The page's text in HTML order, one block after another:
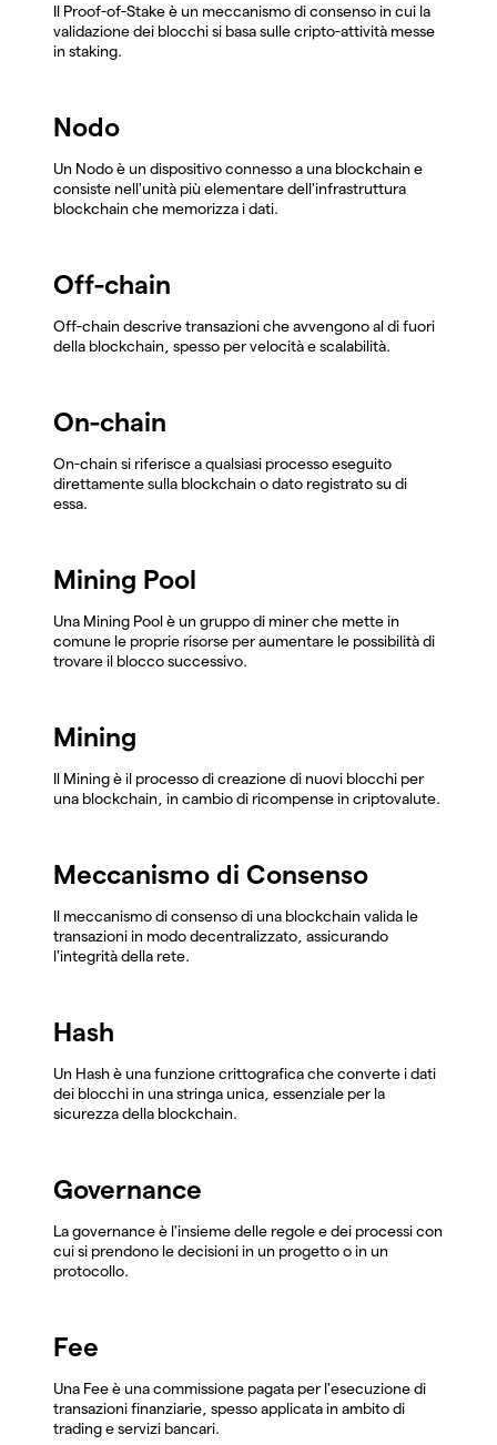
Il Proof-of-Stake è un meccanismo di consenso in cui la
validazione dei blocchi si basa sulle cripto-attività messe
in staking.
Nodo
Un Nodo è un dispositivo connesso a una blockchain e
consiste nell'unità più elementare dell'infrastruttura
blockchain che memorizza i dati.
Off-chain
Off-chain descrive transazioni che avvengono al di fuori
della blockchain, spesso per velocità e scalabilità.
On-chain
On-chain si riferisce a qualsiasi processo eseguito
direttamente sulla blockchain o dato registrato su di
essa.
Mining Pool
Una Mining Pool è un gruppo di miner che mette in
comune le proprie risorse per aumentare le possibilità di
trovare il blocco successivo.
Mining
Il Mining è il processo di creazione di nuovi blocchi per
una blockchain, in cambio di ricompense in criptovalute.
Meccanismo di Consenso
Il meccanismo di consenso di una blockchain valida le
transazioni in modo decentralizzato, assicurando
l'integrità della rete.
Hash
Un Hash è una funzione crittografica che converte i dati
dei blocchi in una stringa unica, essenziale per la
sicurezza della blockchain.
Governance
La governance è l'insieme delle regole e dei processi con
cui si prendono le decisioni in un progetto o in un
protocollo.
Fee
Una Fee è una commissione pagata per l'esecuzione di
transazioni finanziarie, spesso applicata in ambito di
trading e servizi bancari.